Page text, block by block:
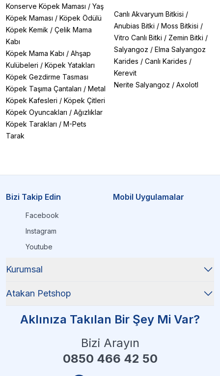
Konserve Köpek Maması / Yaş
Köpek Maması / Köpek Ödülü
Köpek Kemik / Çelik Mama
Kabı
Köpek Mama Kabı / Ahşap
Kulübeleri / Köpek Yatakları
Köpek Gezdirme Tasması
Köpek Taşıma Çantaları / Metal
Köpek Kafesleri / Köpek Çitleri
Köpek Oyuncakları / Ağızlıklar
Köpek Tarakları / M-Pets
Tarak
Canlı Akvaryum Bitkisi /
Anubias Bitki / Moss Bitkisi /
Vitro Canlı Bitki / Zemin Bitki /
Salyangoz / Elma Salyangoz
Karides / Canlı Karides /
Kerevit
Nerite Salyangoz / Axolotl
Bizi Takip Edin
Facebook
Instagram
Youtube
Mobil Uygulamalar
Kurumsal
Atakan Petshop
Aklınıza Takılan Bir Şey Mi Var?
Bizi Arayın
0850 466 42 50